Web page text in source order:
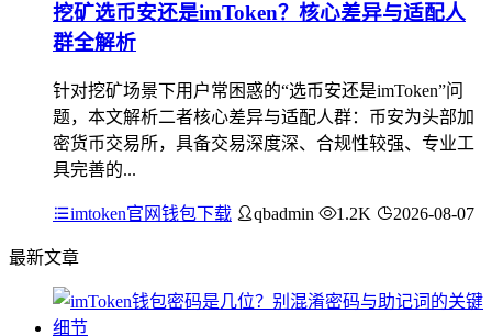
挖矿选币安还是imToken？核心差异与适配人
群全解析
针对挖矿场景下用户常困惑的“选币安还是imToken”问
题，本文解析二者核心差异与适配人群：币安为头部加
密货币交易所，具备交易深度深、合规性较强、专业工
具完善的...
imtoken官网钱包下载 qbadmin 1.2K 2026-08-07
最新文章